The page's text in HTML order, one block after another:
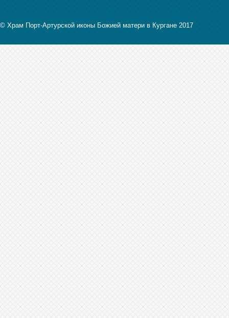
© Храм Порт-Артурской иконы Божией матери в Кургане 2017